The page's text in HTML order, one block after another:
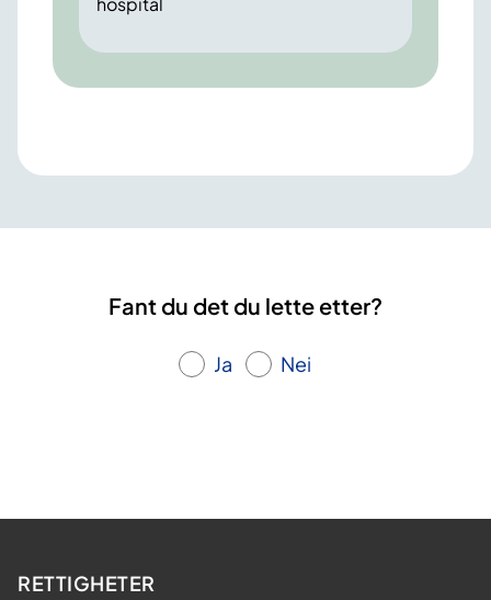
Fant du det du lette etter?
Ja Nei
RETTIGHETER